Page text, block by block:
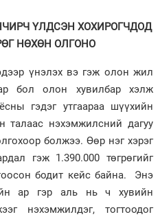
ҮЛДСЭН ХОХИРОГЧДОД
НӨХӨН ОЛГОНО
үнэлэх вэ гэж олон жил
бол олон хувилбар хэлж
гэдэг утгаараа шүүхийн
талаас нэхэмжилсний дагуу
болжээ. Өөр нэг хэрэг
гэж 1.390.000 төгрөгийг
бодит кейс байна. Энэ
ар гэр аль нь ч хувийн
нэхэмжилдэг, тогтоодог